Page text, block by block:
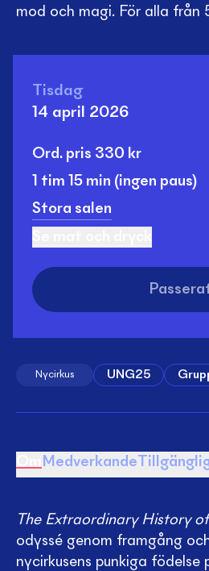
mod och magi. För alla från
Tisdag
14 april 2026
Ord. pris 330 kr
1 tim 15 min (ingen paus)
Stora salen
Nycirkus UNG25
Medverkande
The Extraordinary History
odyssé genom framgång
nycirkusens punkiga